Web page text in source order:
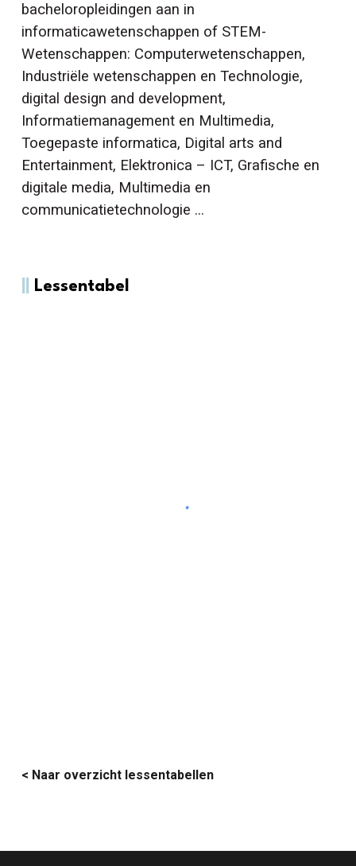
bacheloropleidingen aan in
informaticawetenschappen of STEM-
Wetenschappen: Computerwetenschappen,
Industriële wetenschappen en Technologie,
digital design and development,
Informatiemanagement en Multimedia,
Toegepaste informatica, Digital arts and
Entertainment, Elektronica – ICT, Grafische en
digitale media, Multimedia en
communicatietechnologie ...
Lessentabel
< Naar overzicht lessentabellen